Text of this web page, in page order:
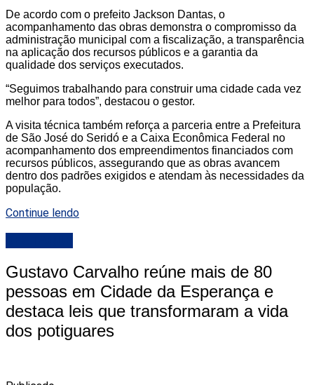
De acordo com o prefeito Jackson Dantas, o
acompanhamento das obras demonstra o compromisso da
administração municipal com a fiscalização, a transparência
na aplicação dos recursos públicos e a garantia da
qualidade dos serviços executados.
“Seguimos trabalhando para construir uma cidade cada vez
melhor para todos”, destacou o gestor.
A visita técnica também reforça a parceria entre a Prefeitura
de São José do Seridó e a Caixa Econômica Federal no
acompanhamento dos empreendimentos financiados com
recursos públicos, assegurando que as obras avancem
dentro dos padrões exigidos e atendam às necessidades da
população.
Continue lendo
Gustavo Carvalho reúne mais de 80
pessoas em Cidade da Esperança e
destaca leis que transformaram a vida
dos potiguares